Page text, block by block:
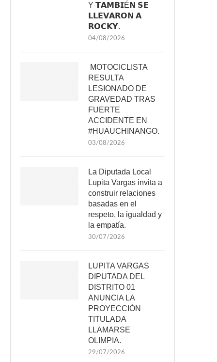
Y 𝗧𝗔𝗠𝗕𝗜É𝗡 𝗦𝗘
𝗟𝗟𝗘𝗩𝗔𝗥𝗢𝗡 𝗔
𝗥𝗢𝗖𝗞𝗬.
04/08/2026
MOTOCICLISTA
RESULTA
LESIONADO DE
GRAVEDAD TRAS
FUERTE
ACCIDENTE EN
#HUAUCHINANGO.
03/08/2026
La Diputada Local
Lupita Vargas invita a
construir relaciones
basadas en el
respeto, la igualdad y
la empatía.
30/07/2026
LUPITA VARGAS
DIPUTADA DEL
DISTRITO 01
ANUNCIA LA
PROYECCIÓN
TITULADA
LLAMARSE
OLIMPIA.
29/07/2026